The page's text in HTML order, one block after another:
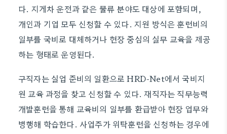
다. 지게차 운전과 같은 물류 분야도 대상에 포함되며,
개인과 기업 모두 신청할 수 있다. 지원 방식은 훈련비의
일부를 국비로 대체하거나 현장 중심의 실무 교육을 제공
하는 형태로 운영된다.
구직자는 실업 준비의 일환으로 HRD-Net에서 국비지
원 교육 과정을 찾고 신청할 수 있다. 재직자는 직무능력
개발훈련을 통해 교육비의 일부를 환급받아 현장 업무와
병행해 학습한다. 사업주가 위탁훈련을 신청하는 경우에